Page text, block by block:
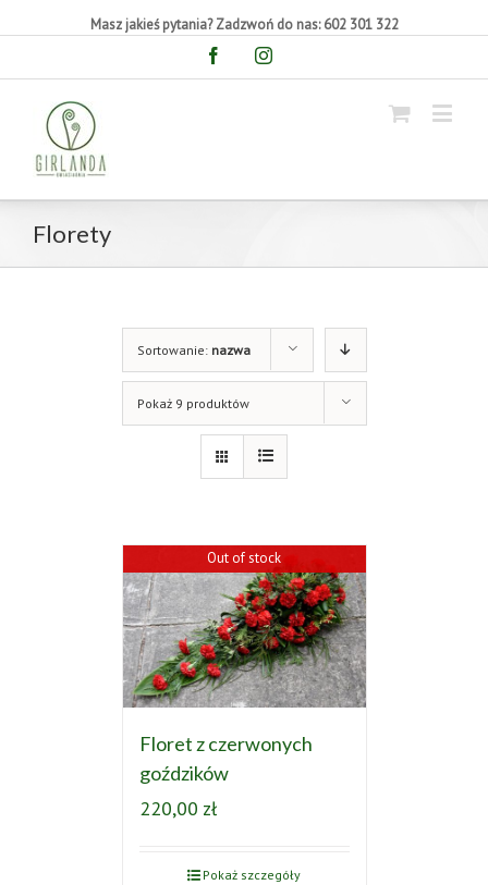
Masz jakieś pytania? Zadzwoń do nas: 602 301 322
FacebookInstagram
Florety
Sortowanie: nazwa
Pokaż 9 produktów
Out of stock
Floret z czerwonych
goździków
220,00 zł
Pokaż szczegóły